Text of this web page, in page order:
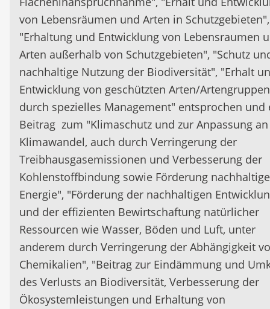
von Lebensräumen und Arten in Schutzgebieten",
"Erhaltung und Entwicklung von Lebensraumen
Arten außerhalb von Schutzgebieten", "Schutz
nachhaltige Nutzung der Biodiversität", "Erhalt
Entwicklung von geschützten Arten/Artengruppen
durch spezielles Management" entsprochen und
Beitrag zum "Klimaschutz und zur Anpassung
Klimawandel, auch durch Verringerung der
Treibhausgasemissionen und Verbesserung der
Kohlenstoffbindung sowie Förderung
Energie", "Förderung der nachhaltigen
und der effizienten Bewirtschaftung natürlicher
Ressourcen wie Wasser, Böden und Luft, unter
anderem durch Verringerung der Abhängigkeit
Chemikalien", "Beitrag zur Eindämmung und
des Verlusts an Biodiversität, Verbesserung der
Ökosystemleistungen und Erhaltung von